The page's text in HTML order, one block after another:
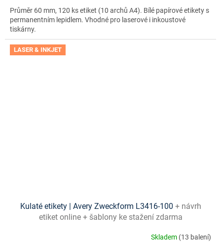
Průměr 60 mm, 120 ks etiket (10 archů A4). Bílé papírové etikety s
permanentním lepidlem. Vhodné pro laserové i inkoustové
tiskárny.
LASER & INKJET
Kulaté etikety | Avery Zweckform L3416-100 + návrh
etiket online + šablony ke stažení zdarma
Skladem (13 balení)